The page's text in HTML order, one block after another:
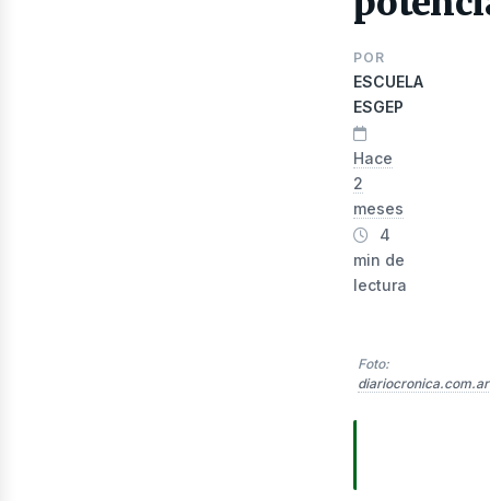
POR
ESCUELA
ESGEP
Hace
2
meses
4
min de
lectura
Foto:
diariocronica.com.ar